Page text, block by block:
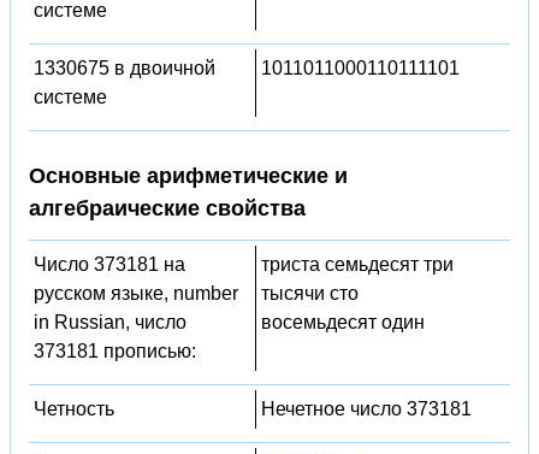
системе
1330675 в двоичной
системе
1011011000110111101
Основные арифметические и
алгебраические свойства
Число 373181 на
русском языке, number
in Russian, число
373181 прописью:
триста семьдесят три
тысячи сто
восемьдесят один
Четность Нечетное число 373181